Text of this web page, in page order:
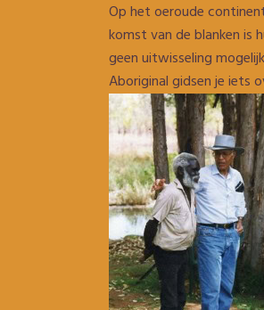
Op het oeroude
komst van de blanken is
geen uitwisseling
Aboriginal gidsen je iets